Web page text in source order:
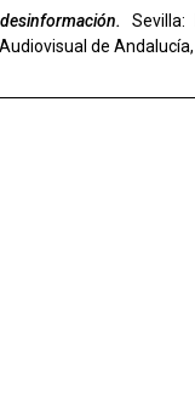
.
Sevilla:
de Andalucía,